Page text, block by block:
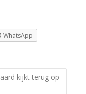
WhatsApp
kijkt terug op